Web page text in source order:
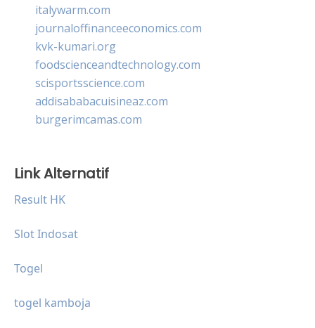
italywarm.com
journaloffinanceeconomics.com
kvk-kumari.org
foodscienceandtechnology.com
scisportsscience.com
addisababacuisineaz.com
burgerimcamas.com
Link Alternatif
Result HK
Slot Indosat
Togel
togel kamboja